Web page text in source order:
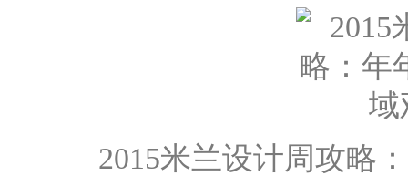
2015米兰设计周攻略